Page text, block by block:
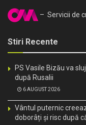
– Servicii de
Stiri Recente
PS Vasile Bizău va
după Rusalii
6 AUGUST 2026
Vântul puternic
doborâți și risc după